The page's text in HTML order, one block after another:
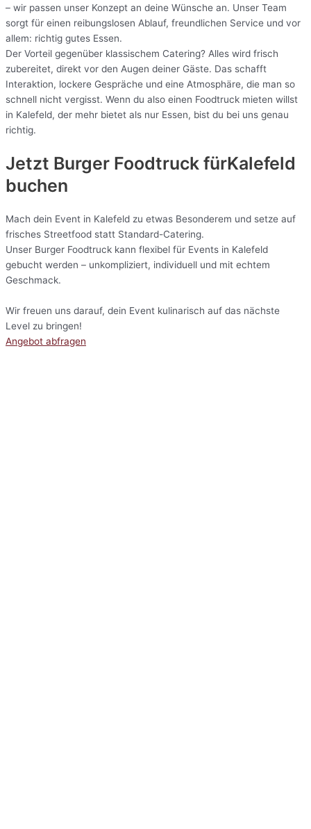
– wir passen unser Konzept an deine Wünsche an. Unser Team
sorgt für einen reibungslosen Ablauf, freundlichen Service und vor
allem: richtig gutes Essen.
Der Vorteil gegenüber klassischem Catering? Alles wird frisch
zubereitet, direkt vor den Augen deiner Gäste. Das schafft
Interaktion, lockere Gespräche und eine Atmosphäre, die man so
schnell nicht vergisst. Wenn du also einen Foodtruck mieten willst
in Kalefeld, der mehr bietet als nur Essen, bist du bei uns genau
richtig.
Jetzt Burger Foodtruck fürKalefeld
buchen
Mach dein Event in Kalefeld zu etwas Besonderem und setze auf
frisches Streetfood statt Standard-Catering.
Unser Burger Foodtruck kann flexibel für Events in Kalefeld
gebucht werden – unkompliziert, individuell und mit echtem
Geschmack.
Wir freuen uns darauf, dein Event kulinarisch auf das nächste
Level zu bringen!
Angebot abfragen